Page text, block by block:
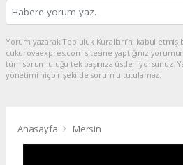
Yorum yazarak Topluluk Kuralları’nı kabul
cukurovaexpres.com sitesine yaptığınız
tüm sorumluluğu tek başınıza üstleniyorsunuz.
yönetimi hiçbir şekilde sorumlu tutulamaz.
Anasayfa Mersin